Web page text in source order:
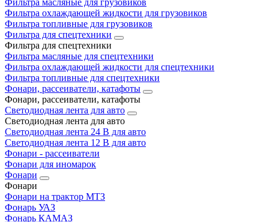
Фильтра масляные для грузовиков
Фильтра охлаждающей жидкости для грузовиков
Фильтра топливные для грузовиков
Фильтра для спецтехники
Фильтра для спецтехники
Фильтра масляные для спецтехники
Фильтра охлаждающей жидкости для спецтехники
Фильтра топливные для спецтехники
Фонари, рассеиватели, катафоты
Фонари, рассеиватели, катафоты
Светодиодная лента для авто
Светодиодная лента для авто
Светодиодная лента 24 В для авто
Светодиодная лента 12 В для авто
Фонари - рассеиватели
Фонари для иномарок
Фонари
Фонари
Фонари на трактор МТЗ
Фонарь УАЗ
Фонарь КАМАЗ